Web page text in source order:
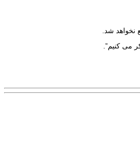
نخواهد شد.
می کنیم”.